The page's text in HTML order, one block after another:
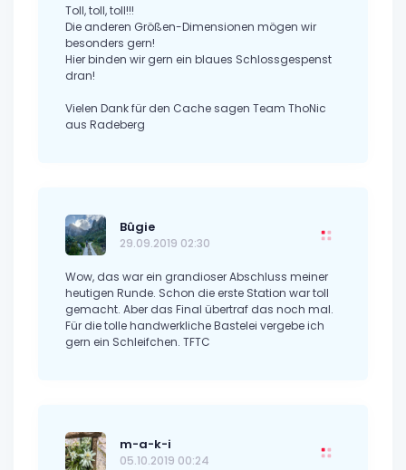
Toll, toll, toll!!!
Die anderen Größen-Dimensionen mögen wir
besonders gern!
Hier binden wir gern ein blaues Schlossgespenst
dran!
Vielen Dank für den Cache sagen Team ThoNic
aus Radeberg
Bûgie
29.09.2019 02:30
Wow, das war ein grandioser Abschluss meiner
heutigen Runde. Schon die erste Station war toll
gemacht. Aber das Final übertraf das noch mal.
Für die tolle handwerkliche Bastelei vergebe ich
gern ein Schleifchen. TFTC
m-a-k-i
05.10.2019 00:24